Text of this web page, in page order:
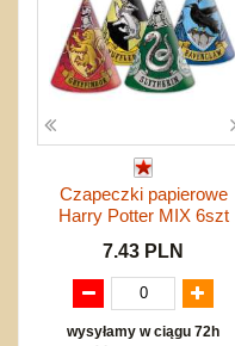
Czapeczki papierowe
Harry Potter MIX 6szt
7.43 PLN
wysyłamy w ciągu 72h